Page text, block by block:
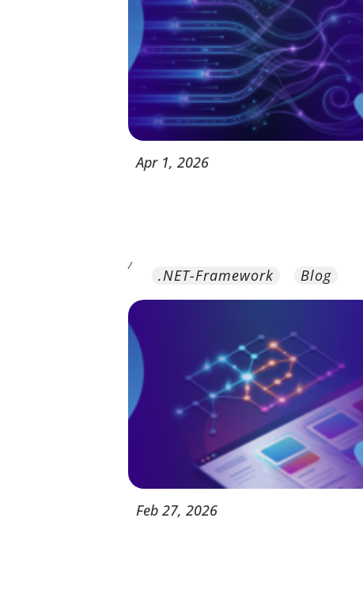
Apr 1, 2026
/
.NET-Framework Blog
Feb 27, 2026